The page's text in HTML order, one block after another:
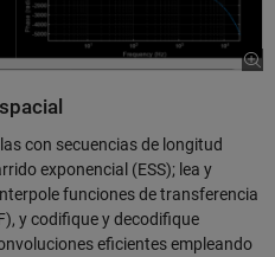
con secuencias de longitud
exponencial (ESS); lea y
funciones de transferencia
y codifique y decodifique
eficientes empleando